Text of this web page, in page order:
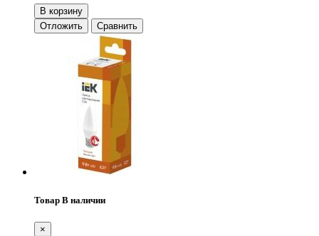
В корзину
Отложить
Сравнить
Товар В наличии
×